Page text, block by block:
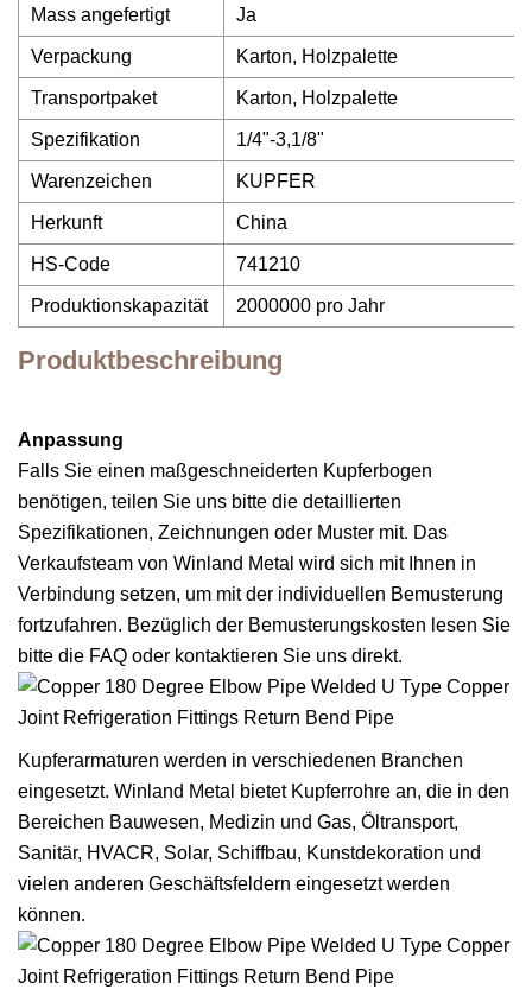
Mass angefertigt Ja
Verpackung Karton, Holzpalette
Transportpaket Karton, Holzpalette
Spezifikation 1/4"-3,1/8"
Warenzeichen KUPFER
Herkunft China
HS-Code 741210
Produktionskapazität 2000000 pro Jahr
Produktbeschreibung
Anpassung
Falls Sie einen maßgeschneiderten Kupferbogen
benötigen, teilen Sie uns bitte die detaillierten
Spezifikationen, Zeichnungen oder Muster mit. Das
Verkaufsteam von Winland Metal wird sich mit Ihnen in
Verbindung setzen, um mit der individuellen Bemusterung
fortzufahren. Bezüglich der Bemusterungskosten lesen Sie
bitte die FAQ oder kontaktieren Sie uns direkt.
Kupferarmaturen werden in verschiedenen Branchen
eingesetzt. Winland Metal bietet Kupferrohre an, die in den
Bereichen Bauwesen, Medizin und Gas, Öltransport,
Sanitär, HVACR, Solar, Schiffbau, Kunstdekoration und
vielen anderen Geschäftsfeldern eingesetzt werden
können.